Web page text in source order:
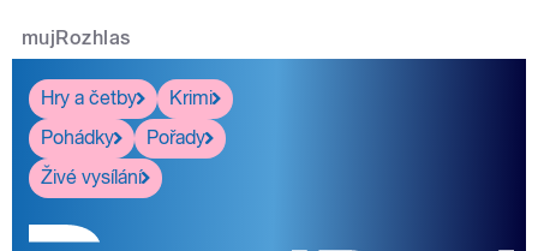
mujRozhlas
Hry a četby
Krimi
Pohádky
Pořady
Živé vysílání